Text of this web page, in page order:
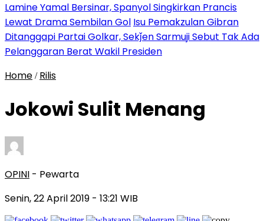
Lamine Yamal Bersinar, Spanyol Singkirkan Prancis
Lewat Drama Sembilan Gol Isu Pemakzulan Gibran
Ditanggapi Partai Golkar, Sekǰen Sarmuji Sebut Tak Ada
Pelanggaran Berat Wakil Presiden
Home / Rilis
Jokowi Sulit Menang
OPINI - Pewarta
Senin, 22 April 2019 - 13:21 WIB